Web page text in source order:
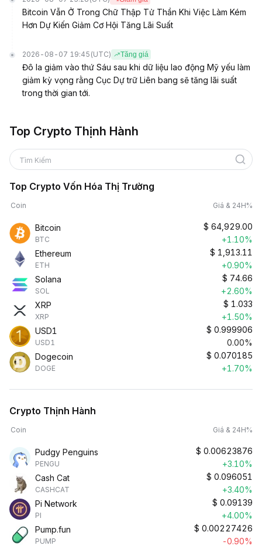
Bitcoin Vẫn Ở Trong Chữ Thập Tử Thần Khi Việc Làm Kém
Hơn Dự Kiến Giảm Cơ Hội Tăng Lãi Suất
2026-08-07 19:45 (UTC) Tăng giá
Đô la giảm vào thứ Sáu sau khi dữ liệu lao động Mỹ yếu làm
giảm kỳ vọng rằng Cục Dự trữ Liên bang sẽ tăng lãi suất
trong thời gian tới.
Top Crypto Thịnh Hành
Tìm Kiếm
Top Crypto Vốn Hóa Thị Trường
Coin Giá & 24H%
Bitcoin
BTC
$ 64,929.00
+1.10%
Ethereum
ETH
$ 1,913.11
+0.90%
Solana
SOL
$ 74.66
+2.60%
XRP
XRP
$ 1.033
+1.50%
USD1
USD1
$ 0.999906
0.00%
Dogecoin
DOGE
$ 0.070185
+1.70%
Crypto Thịnh Hành
Coin Giá & 24H%
Pudgy Penguins
PENGU
$ 0.00623876
+3.10%
Cash Cat
CASHCAT
$ 0.096051
+3.40%
Pi Network
PI
$ 0.09139
+4.00%
Pump.fun
PUMP
$ 0.00227426
-0.90%